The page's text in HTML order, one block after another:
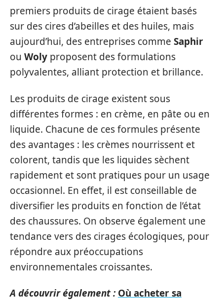
premiers produits de cirage étaient basés
sur des cires d’abeilles et des huiles, mais
aujourd’hui, des entreprises comme Saphir
ou Woly proposent des formulations
polyvalentes, alliant protection et brillance.
Les produits de cirage existent sous
différentes formes : en crème, en pâte ou en
liquide. Chacune de ces formules présente
des avantages : les crèmes nourrissent et
colorent, tandis que les liquides sèchent
rapidement et sont pratiques pour un usage
occasionnel. En effet, il est conseillable de
diversifier les produits en fonction de l’état
des chaussures. On observe également une
tendance vers des cirages écologiques, pour
répondre aux préoccupations
environnementales croissantes.
A découvrir également : Où acheter sa